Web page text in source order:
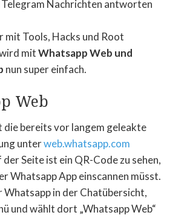
Nachrichten antworten
mit Tools, Hacks und Root
mitWhatsapp Web und
nun super einfach.
Web
die bereits vor langem geleakte
unterweb.whatsapp.com
Seite ist ein QR-Code zu sehen,
Whatsapp App einscannen müsst.
Whatsapp in der Chatübersicht,
und wählt dort „Whatsapp Web“